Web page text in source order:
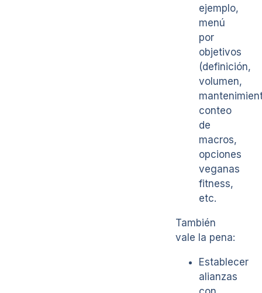
ejemplo,
menú
por
objetivos
(definición,
volumen,
conteo
de
macros,
opciones
veganas
fitness,
etc.
También
vale la pena:
Establecer
alianzas